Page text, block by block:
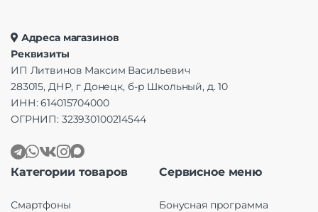
Адреса магазинов
Реквизиты
ИП Литвинов Максим Васильевич
283015, ДНР, г Донецк, б-р Школьный, д. 10
ИНН: 614015704000
ОГРНИП: 323930100214544
Категории товаров
Смартфоны
Сервисное меню
Бонусная программа